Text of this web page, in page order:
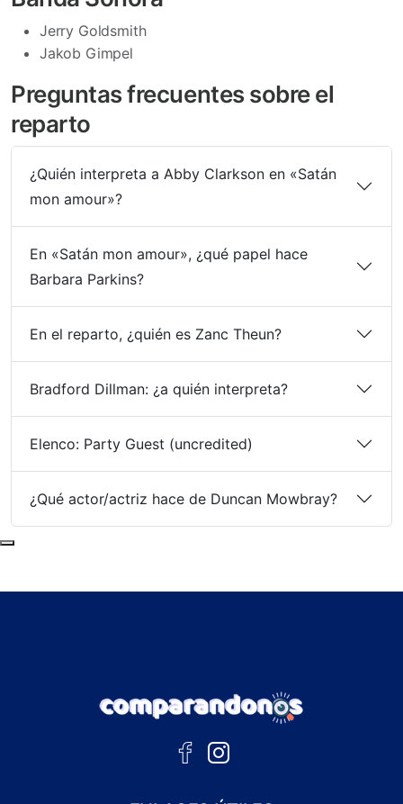
Jerry Goldsmith
Jakob Gimpel
Preguntas frecuentes sobre el
reparto
¿Quién interpreta a Abby Clarkson en «Satán
mon amour»?
En «Satán mon amour», ¿qué papel hace
Barbara Parkins?
En el reparto, ¿quién es Zanc Theun?
Bradford Dillman: ¿a quién interpreta?
Elenco: Party Guest (uncredited)
¿Qué actor/actriz hace de Duncan Mowbray?